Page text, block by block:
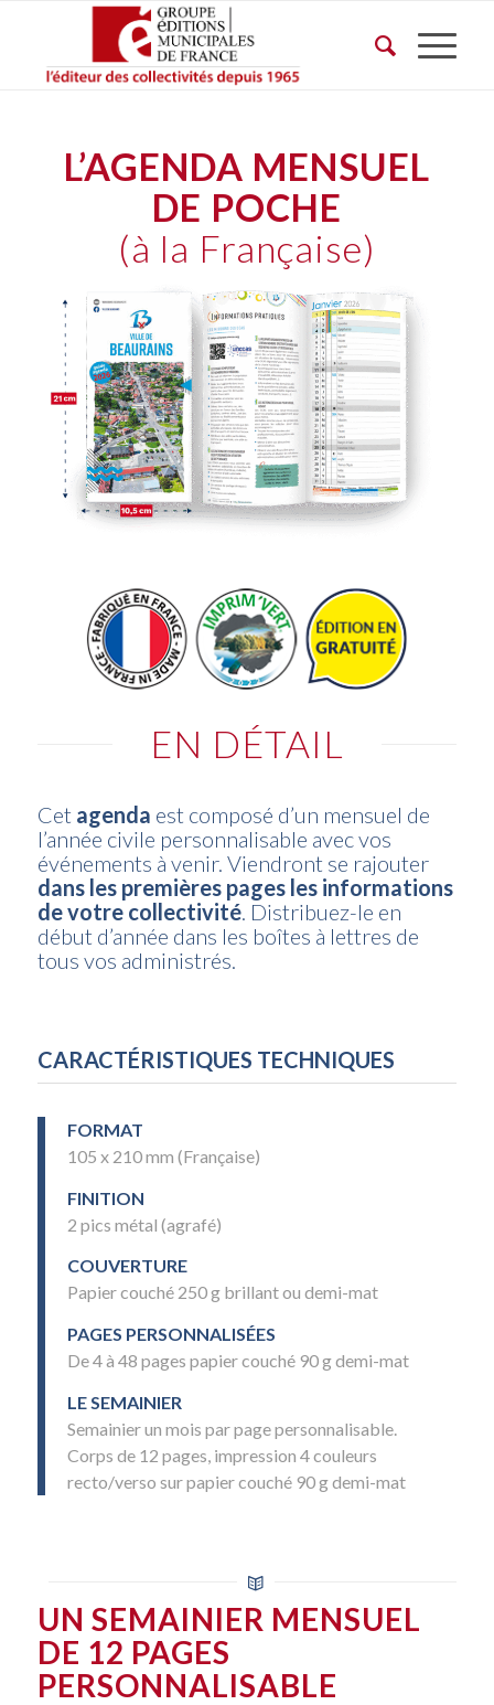
L’AGENDA MENSUEL
DE POCHE
(à la Française)
EN DÉTAIL
Cet agenda est composé d’un mensuel de
l’année civile personnalisable avec vos
événements à venir. Viendront se rajouter
dans les premières pages les informations
de votre collectivité. Distribuez-le en
début d’année dans les boîtes à lettres de
tous vos administrés.
CARACTÉRISTIQUES TECHNIQUES
FORMAT
105 x 210 mm (Française)
FINITION
2 pics métal (agrafé)
COUVERTURE
Papier couché 250 g brillant ou demi-mat
PAGES PERSONNALISÉES
De 4 à 48 pages papier couché 90 g demi-mat
LE SEMAINIER
Semainier un mois par page personnalisable.
Corps de 12 pages, impression 4 couleurs
recto/verso sur papier couché 90 g demi-mat
UN SEMAINIER MENSUEL
DE 12 PAGES
PERSONNALISABLE